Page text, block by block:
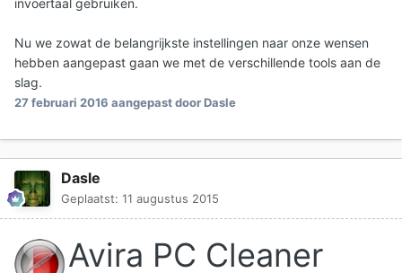
invoertaal gebruiken.
Nu we zowat de belangrijkste instellingen naar onze wensen
hebben aangepast gaan we met de verschillende tools aan de
slag.
27 februari 2016 aangepast door Dasle
Dasle
Geplaatst: 11 augustus 2015
Avira PC Cleaner